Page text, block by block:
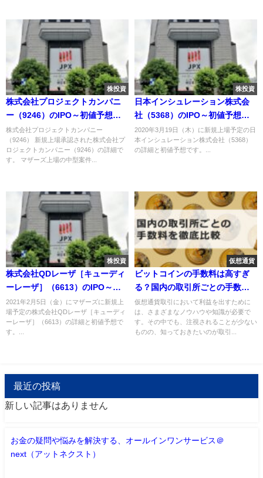
株投資
株式会社プロジェクトカンパニ
ー（9246）のIPO～初値予想と
新規上場情報～
株式会社プロジェクトカンパニー
（9246） 新規上場承認された株式会社プ
ロジェクトカンパニー（9246）の詳細で
す。 マザーズ上場の中型案件...
株投資
日本インシュレーション株式会
社（5368）のIPO～初値予想と
新規上場情報～
2020年3月19日（木）に新規上場予定の日
本インシュレーション株式会社（5368）
の詳細と初値予想です。...
株投資
株式会社QDレーザ［キューディ
ーレーザ］（6613）のIPO～初
値予想と新規上場情報～
2021年2月5日（金）にマザーズに新規上
場予定の株式会社QDレーザ［キューディ
ーレーザ］（6613）の詳細と初値予想で
す。...
仮想通貨
ビットコインの手数料は高すぎ
る？国内の取引所ごとの手数料
を徹底比較
仮想通貨取引において利益を出すために
は、さまざまなノウハウや知識が必要で
す。その中でも、注視されることが少ない
ものの、知っておきたいのが取引...
最近の投稿
新しい記事はありません
お金の疑問や悩みを解決する、オールインワンサービス＠
next（アットネクスト）